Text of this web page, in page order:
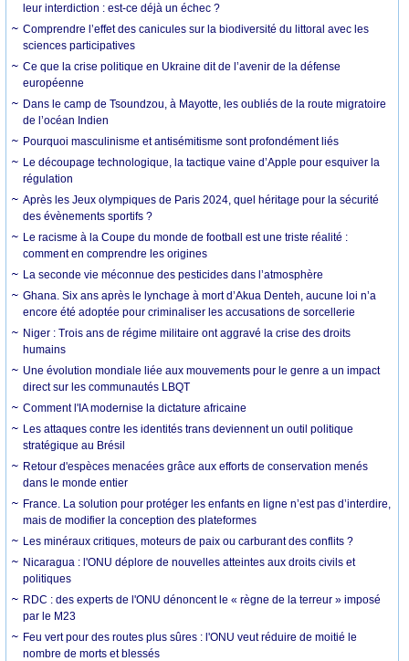
leur interdiction : est-ce déjà un échec ?
Comprendre l’effet des canicules sur la biodiversité du littoral avec les
sciences participatives
Ce que la crise politique en Ukraine dit de l’avenir de la défense
européenne
Dans le camp de Tsoundzou, à Mayotte, les oubliés de la route migratoire
de l’océan Indien
Pourquoi masculinisme et antisémitisme sont profondément liés
Le découpage technologique, la tactique vaine d’Apple pour esquiver la
régulation
Après les Jeux olympiques de Paris 2024, quel héritage pour la sécurité
des évènements sportifs ?
Le racisme à la Coupe du monde de football est une triste réalité :
comment en comprendre les origines
La seconde vie méconnue des pesticides dans l’atmosphère
Ghana. Six ans après le lynchage à mort d’Akua Denteh, aucune loi n’a
encore été adoptée pour criminaliser les accusations de sorcellerie
Niger : Trois ans de régime militaire ont aggravé la crise des droits
humains
Une évolution mondiale liée aux mouvements pour le genre a un impact
direct sur les communautés LBQT
Comment l'IA modernise la dictature africaine
Les attaques contre les identités trans deviennent un outil politique
stratégique au Brésil
Retour d'espèces menacées grâce aux efforts de conservation menés
dans le monde entier
France. La solution pour protéger les enfants en ligne n’est pas d’interdire,
mais de modifier la conception des plateformes
Les minéraux critiques, moteurs de paix ou carburant des conflits ?
Nicaragua : l'ONU déplore de nouvelles atteintes aux droits civils et
politiques
RDC : des experts de l'ONU dénoncent le « règne de la terreur » imposé
par le M23
Feu vert pour des routes plus sûres : l'ONU veut réduire de moitié le
nombre de morts et blessés